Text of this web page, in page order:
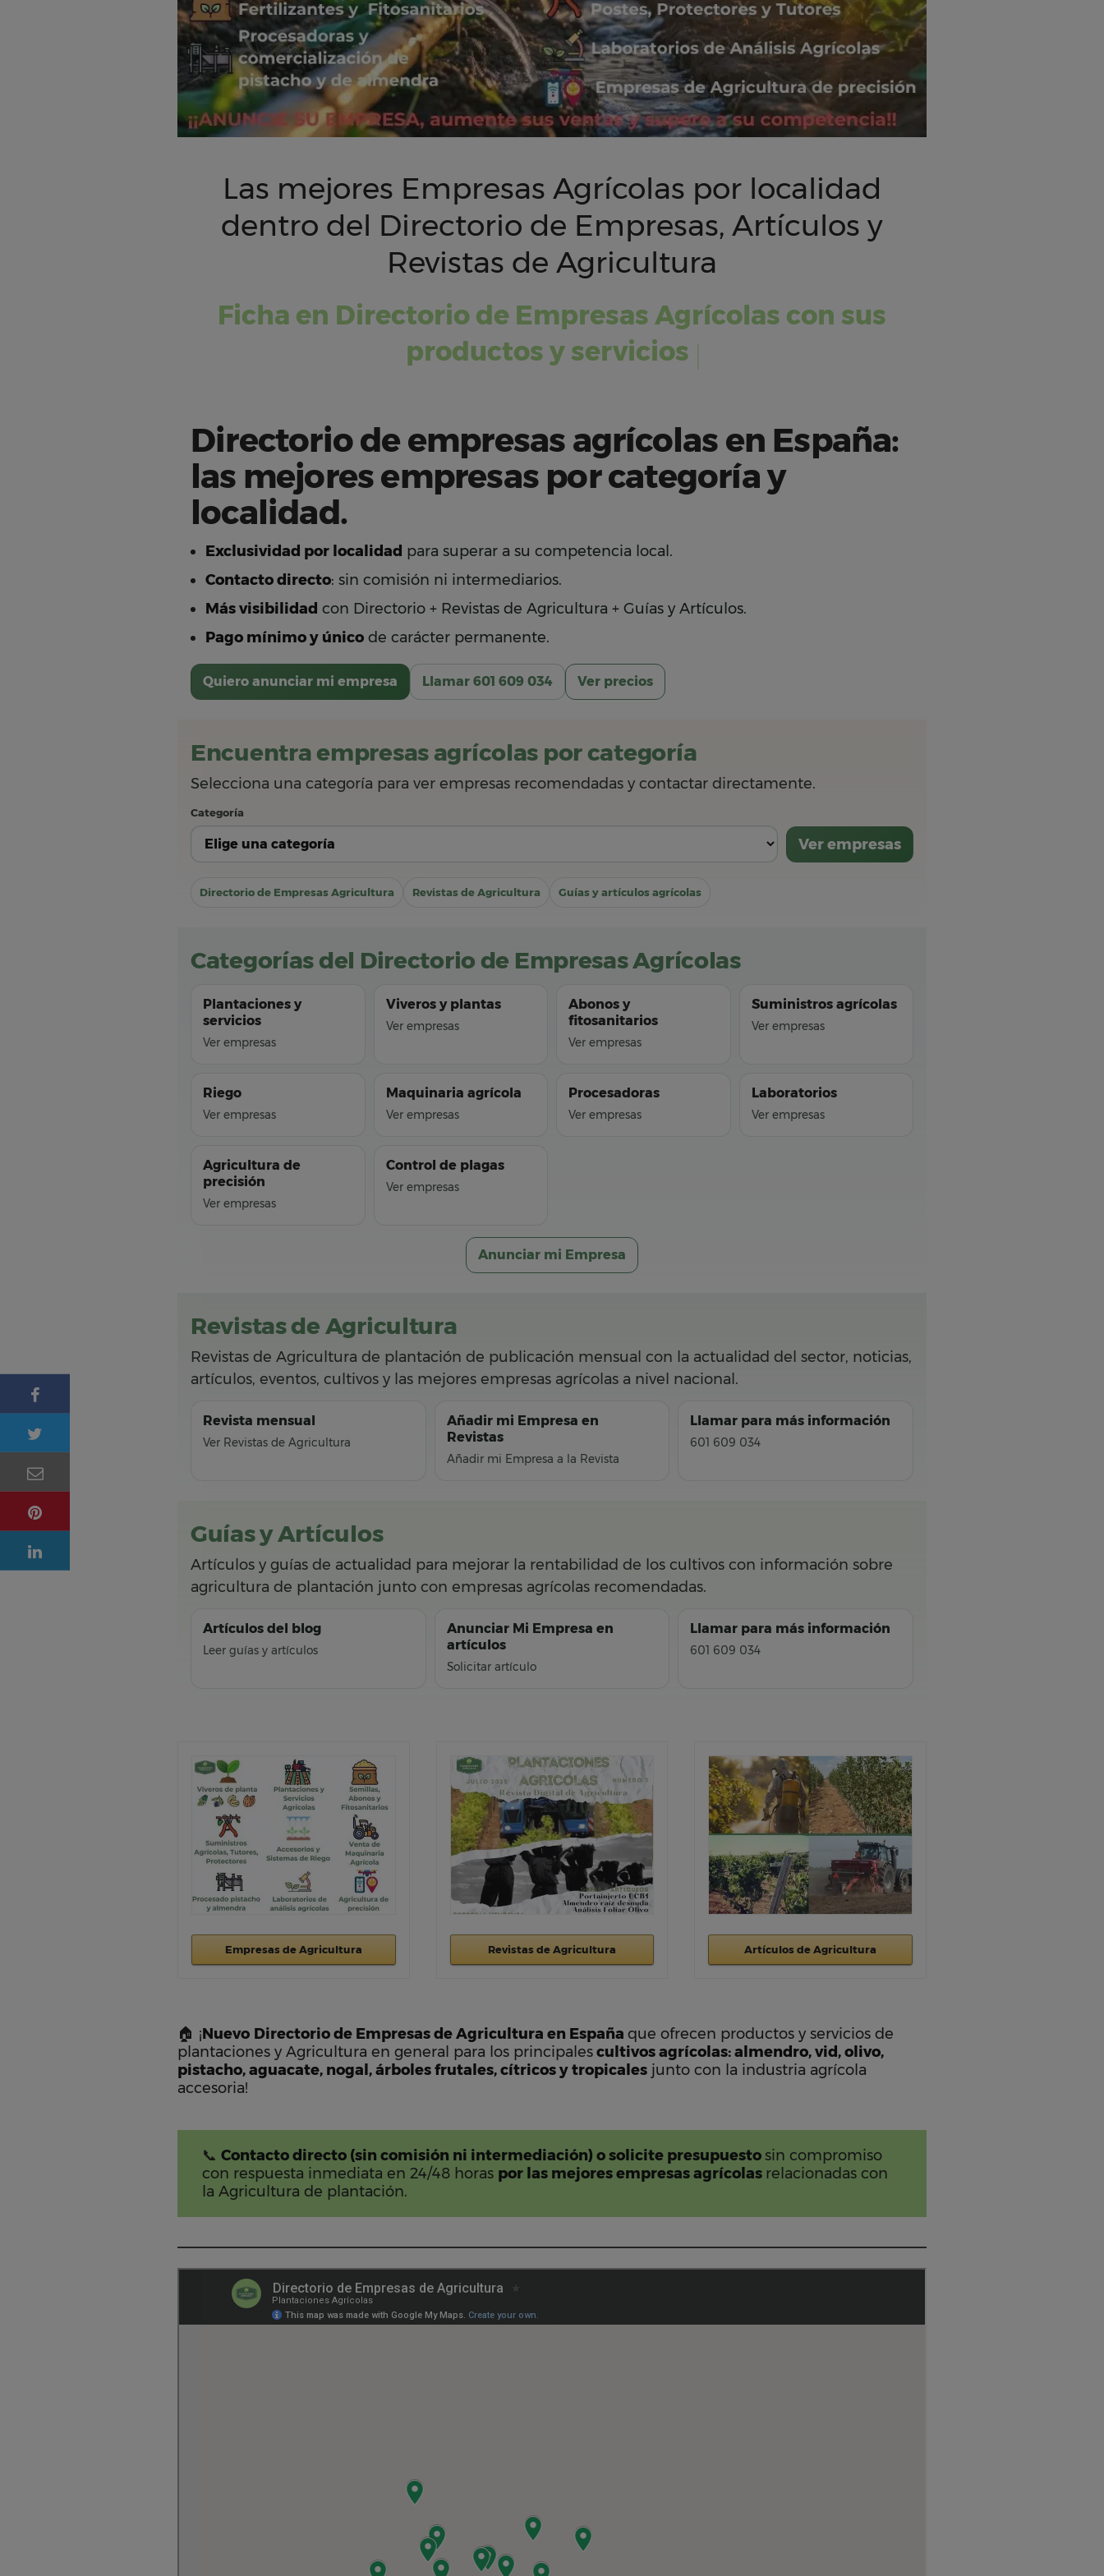
Las mejores Empresas Agrícolas por localidad
dentro del Directorio de Empresas, Artículos y
Revistas de Agricultura
Ficha en Directorio de Empresas Agrícolas con sus
produ
Directorio de empresas agrícolas en España:
las mejores empresas por categoría y
localidad.
Exclusividad por localidad para superar a su competencia local.
Contacto directo: sin comisión ni intermediarios.
Más visibilidad con Directorio + Revistas de Agricultura + Guías y Artículos.
Pago mínimo y único de carácter permanente.
Quiero anunciar mi empresa Llamar 601 609 034 Ver precios
Encuentra empresas agrícolas por categoría
Selecciona una categoría para ver empresas recomendadas y contactar directamente.
Categoría
Ver empresas
Directorio de Empresas Agricultura Revistas de Agricultura Guías y artículos agrícolas
Categorías del Directorio de Empresas Agrícolas
Plantaciones y
servicios
Ver empresas
Viveros y plantas
Ver empresas
Abonos y
fitosanitarios
Ver empresas
Suministros agrícolas
Ver empresas
Riego
Ver empresas
Maquinaria agrícola
Ver empresas
Procesadoras
Ver empresas
Laboratorios
Ver empresas
Agricultura de
precisión
Ver empresas
Control de plagas
Ver empresas
Anunciar mi Empresa
Revistas de Agricultura
Revistas de Agricultura de plantación de publicación mensual con la actualidad del sector, noticias,
artículos, eventos, cultivos y las mejores empresas agrícolas a nivel nacional.
Revista mensual
Ver Revistas de Agricultura
Añadir mi Empresa en
Revistas
Añadir mi Empresa a la Revista
Llamar para más información
601 609 034
Guías y Artículos
Artículos y guías de actualidad para mejorar la rentabilidad de los cultivos con información sobre
agricultura de plantación junto con empresas agrícolas recomendadas.
Artículos del blog
Leer guías y artículos
Anunciar Mi Empresa en
artículos
Solicitar artículo
Llamar para más información
601 609 034
Empresas de Agricultura Revistas de Agricultura Artículos de Agricultura
🏠 ¡Nuevo Directorio de Empresas de Agricultura en España que ofrecen productos y servicios de
plantaciones y Agricultura en general para los principalescultivos agrícolas: almendro, vid, olivo,
pistacho, aguacate, nogal, árboles frutales, cítricos y tropicales junto con la industria agrícola
accesoria!
📞 Contacto directo (sin comisión ni intermediación) o solicite presupuestosin compromiso
con respuesta inmediata en 24/48 horas por las mejores empresas agrícolas relacionadas con
la Agricultura de plantación.